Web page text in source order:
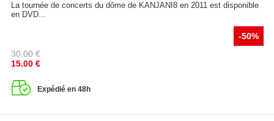
La tournée de concerts du dôme de KANJANI8 en 2011 est disponible
en DVD...
-50%
30.00 €
15.00 €
Expédié en 48h